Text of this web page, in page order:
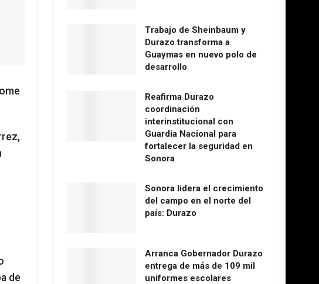
de
Trabajo de Sheinbaum y
Durazo transforma a
Guaymas en nuevo polo de
desarrollo
Reafirma Durazo
coordinación
interinstitucional con
Guardia Nacional para
fortalecer la seguridad en
Sonora
Sonora lidera el crecimiento
del campo en el norte del
país: Durazo
Arranca Gobernador Durazo
entrega de más de 109 mil
uniformes escolares